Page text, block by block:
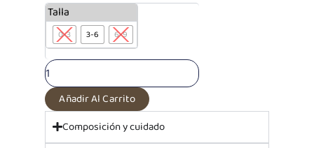
Talla
0-3 3-6 6-9
PF
Enterizo
Acolchado
Ardillita
Melón
cantidad
Añadir Al Carrito
Composición y cuidado